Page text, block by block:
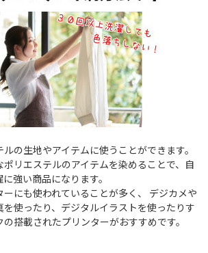
の生地やアイテムに使うことができます。
リエステルのアイテムを染めることで、自
強い商品になります。
にも使われていることが多く、 デジカメや
使ったり、デジタルイラストを使ったりす
搭載されたプリンターがおすすめです。